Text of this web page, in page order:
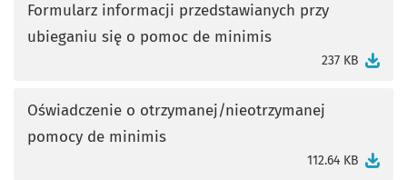
Formularz informacji przedstawianych przy
ubieganiu się o pomoc de minimis
237 KB
otworzy się w nowej karcie
Oświadczenie o otrzymanej/nieotrzymanej
pomocy de minimis
112.64 KB
otworzy się w nowej karcie